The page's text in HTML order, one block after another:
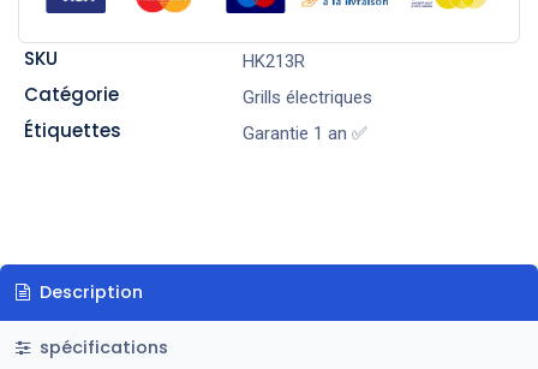
SKU HK213R
Catégorie Grills électriques
Étiquettes Garantie 1 an ✅
Description
spécifications